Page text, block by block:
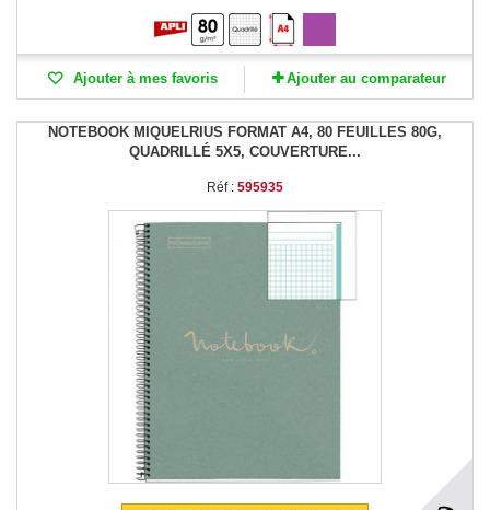
Ajouter à mes favoris Ajouter au comparateur
NOTEBOOK MIQUELRIUS FORMAT A4, 80 FEUILLES 80G,
QUADRILLÉ 5X5, COUVERTURE...
Réf : 595935